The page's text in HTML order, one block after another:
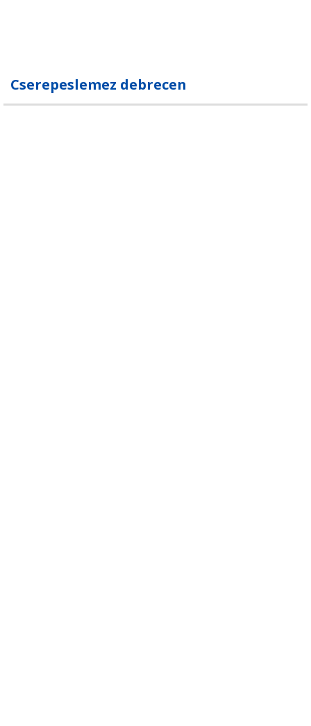
Cserepeslemez debrecen